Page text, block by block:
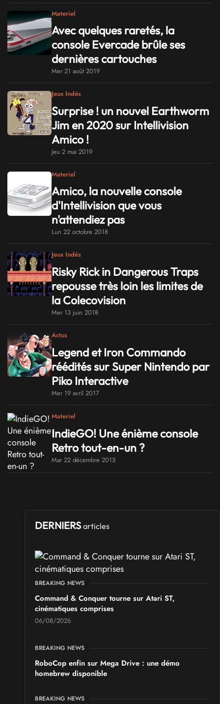
Materiel
Avec quelques raretés, la
console Evercade brûle ses
dernières cartouches
Mer 21 août 2019
Jeux Indés
Surprise ! un nouvel Earthworm
Jim en 2020 sur Intellivision
Amico !
Jeu 2 mai 2019
Materiel
Amico, la nouvelle console
d'Intellivision que vous
n'attendiez pas
Lun 22 octobre 2018
Jeux Indés
Risky Rick in Dangerous Traps
repousse très loin les limites de
la Colecovision
Mer 13 juin 2018
Actus
Legend et Iron Commando
réédités sur Super Nintendo par
Piko Interactive
Mer 19 avril 2017
Materiel
IndieGO! Une énième console
Retro tout-en-un ?
Mar 22 décembre 2015
DERNIERS articles
BREAKING NEWS
Command & Conquer tourne sur Atari ST,
cinématiques comprises
06/08/2026
BREAKING NEWS
RoboCop enfin sur Mega Drive : une démo
homebrew disponible
BREAKING NEWS